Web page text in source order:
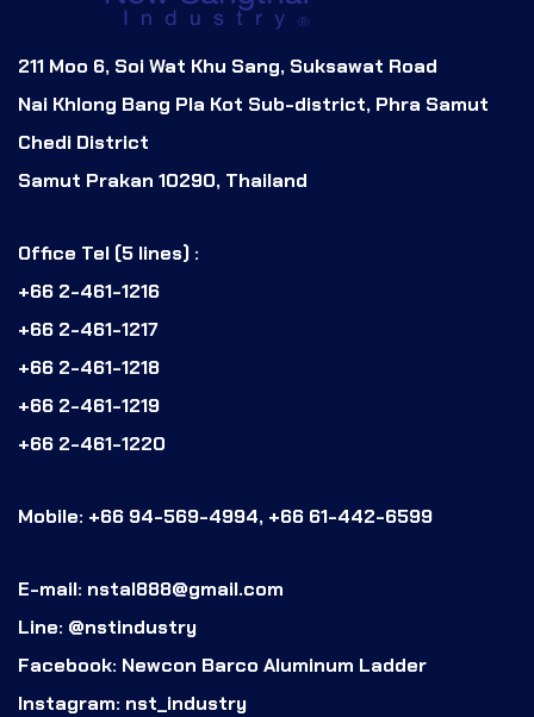
211 Moo 6, Soi Wat Khu Sang, Suksawat Road
Nai Khlong Bang Pla Kot Sub-district, Phra Samut
Chedi District
Samut Prakan 10290, Thailand
Office Tel (5 lines) :
+66 2-461-1216
+66 2-461-1217
+66 2-461-1218
+66 2-461-1219
+66 2-461-1220
Mobile: +66 94-569-4994, +66 61-442-6599
E-mail: nstal888@gmail.com
Line: @nstindustry
Facebook: Newcon Barco Aluminum Ladder
Instagram: nst_industry